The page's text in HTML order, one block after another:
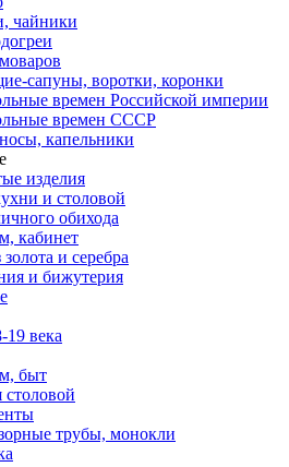
чайники
сапуны, воротки, коронки
времен Российской империи
времен СССР
капельники
изделия
и столовой
обихода
кабинет
и серебра
и бижутерия
века
быт
трубы, монокли